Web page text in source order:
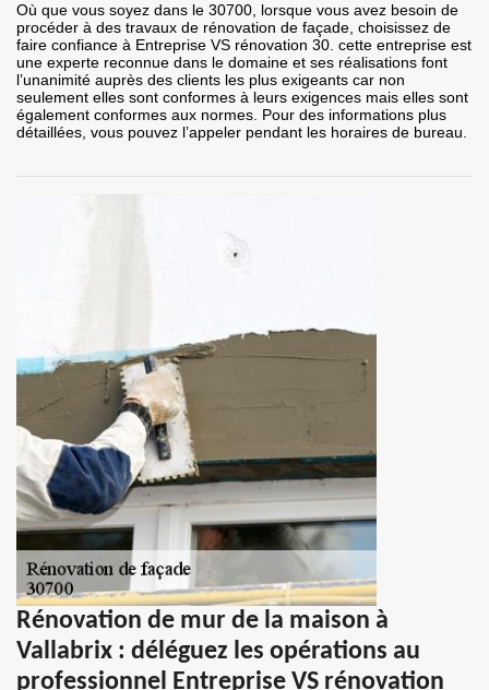
Où que vous soyez dans le 30700, lorsque vous avez besoin de
procéder à des travaux de rénovation de façade, choisissez de
faire confiance à Entreprise VS rénovation 30. cette entreprise est
une experte reconnue dans le domaine et ses réalisations font
l’unanimité auprès des clients les plus exigeants car non
seulement elles sont conformes à leurs exigences mais elles sont
également conformes aux normes. Pour des informations plus
détaillées, vous pouvez l’appeler pendant les horaires de bureau.
Rénovation de mur de la maison à
Vallabrix : déléguez les opérations au
professionnel Entreprise VS rénovation